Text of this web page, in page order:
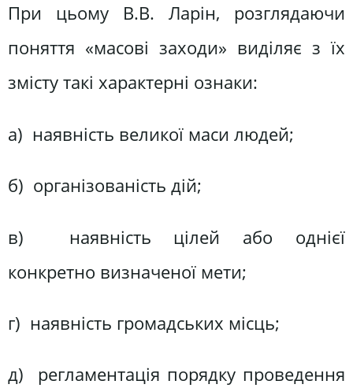
При цьому В.В. Ларін, розглядаючи
поняття «масові заходи» виділяє з їх
змісту такі характерні ознаки:
а) наявність великої маси людей;
б) організованість дій;
в) наявність цілей або однієї
конкретно визначеної мети;
г) наявність громадських місць;
д) регламентація порядку проведення